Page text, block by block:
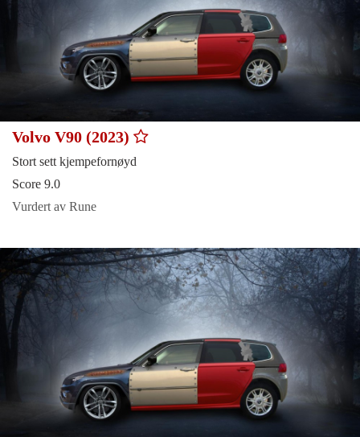
Volvo V90 (2023)
Stort sett kjempefornøyd
Score 9.0
Vurdert av Rune